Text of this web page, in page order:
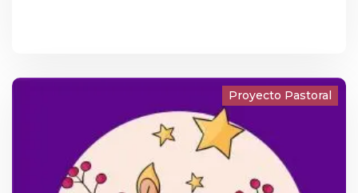
Proyecto Pastoral